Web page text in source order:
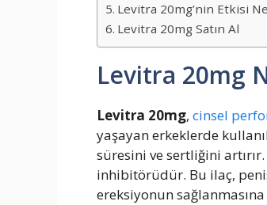
Levitra 20mg’nin Etkisi
Levitra 20mg Satın Al
Levitra 20mg
Levitra 20mg, cinsel
yaşayan erkeklerde
süresini ve sertliğini
inhibitörüdür. Bu ilaç,
ereksiyonun